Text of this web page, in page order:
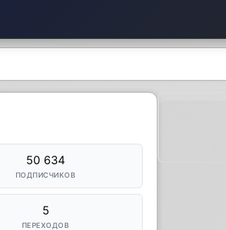
50 634
ПОДПИСЧИКОВ
5
ПЕРЕХОДОВ